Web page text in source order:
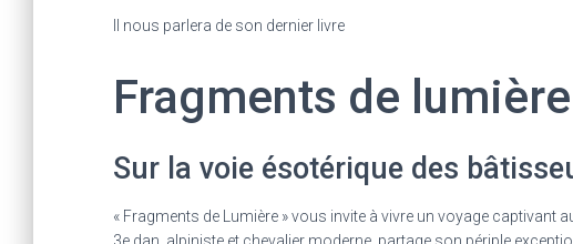
Il nous parlera de son dernier livre
Fragments de lumière
Sur la voie ésotérique des
« Fragments de Lumière » vous invite à vivre un voyage captivant
3e dan, alpiniste et chevalier moderne, partage son périple